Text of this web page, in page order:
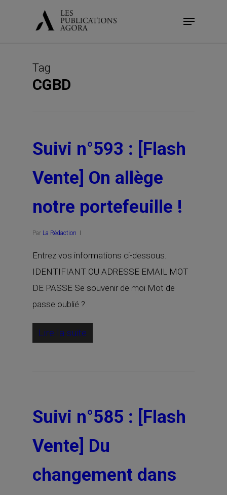
Menu
Tag
CGBD
Suivi n°593 : [Flash
Vente] On allège
notre portefeuille !
Par La Rédaction
Entrez vos informations ci-dessous.
IDENTIFIANT OU ADRESSE EMAIL MOT
DE PASSE Se souvenir de moi Mot de
passe oublié ?
Lire la suite
Suivi n°585 : [Flash
Vente] Du
changement dans